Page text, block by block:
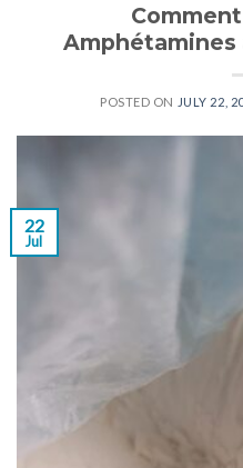
Amphétamines
POSTED ON JULY 22,
22
Jul